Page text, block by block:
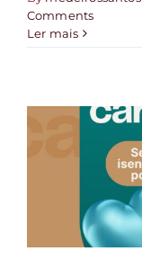
Comments
Ler mais